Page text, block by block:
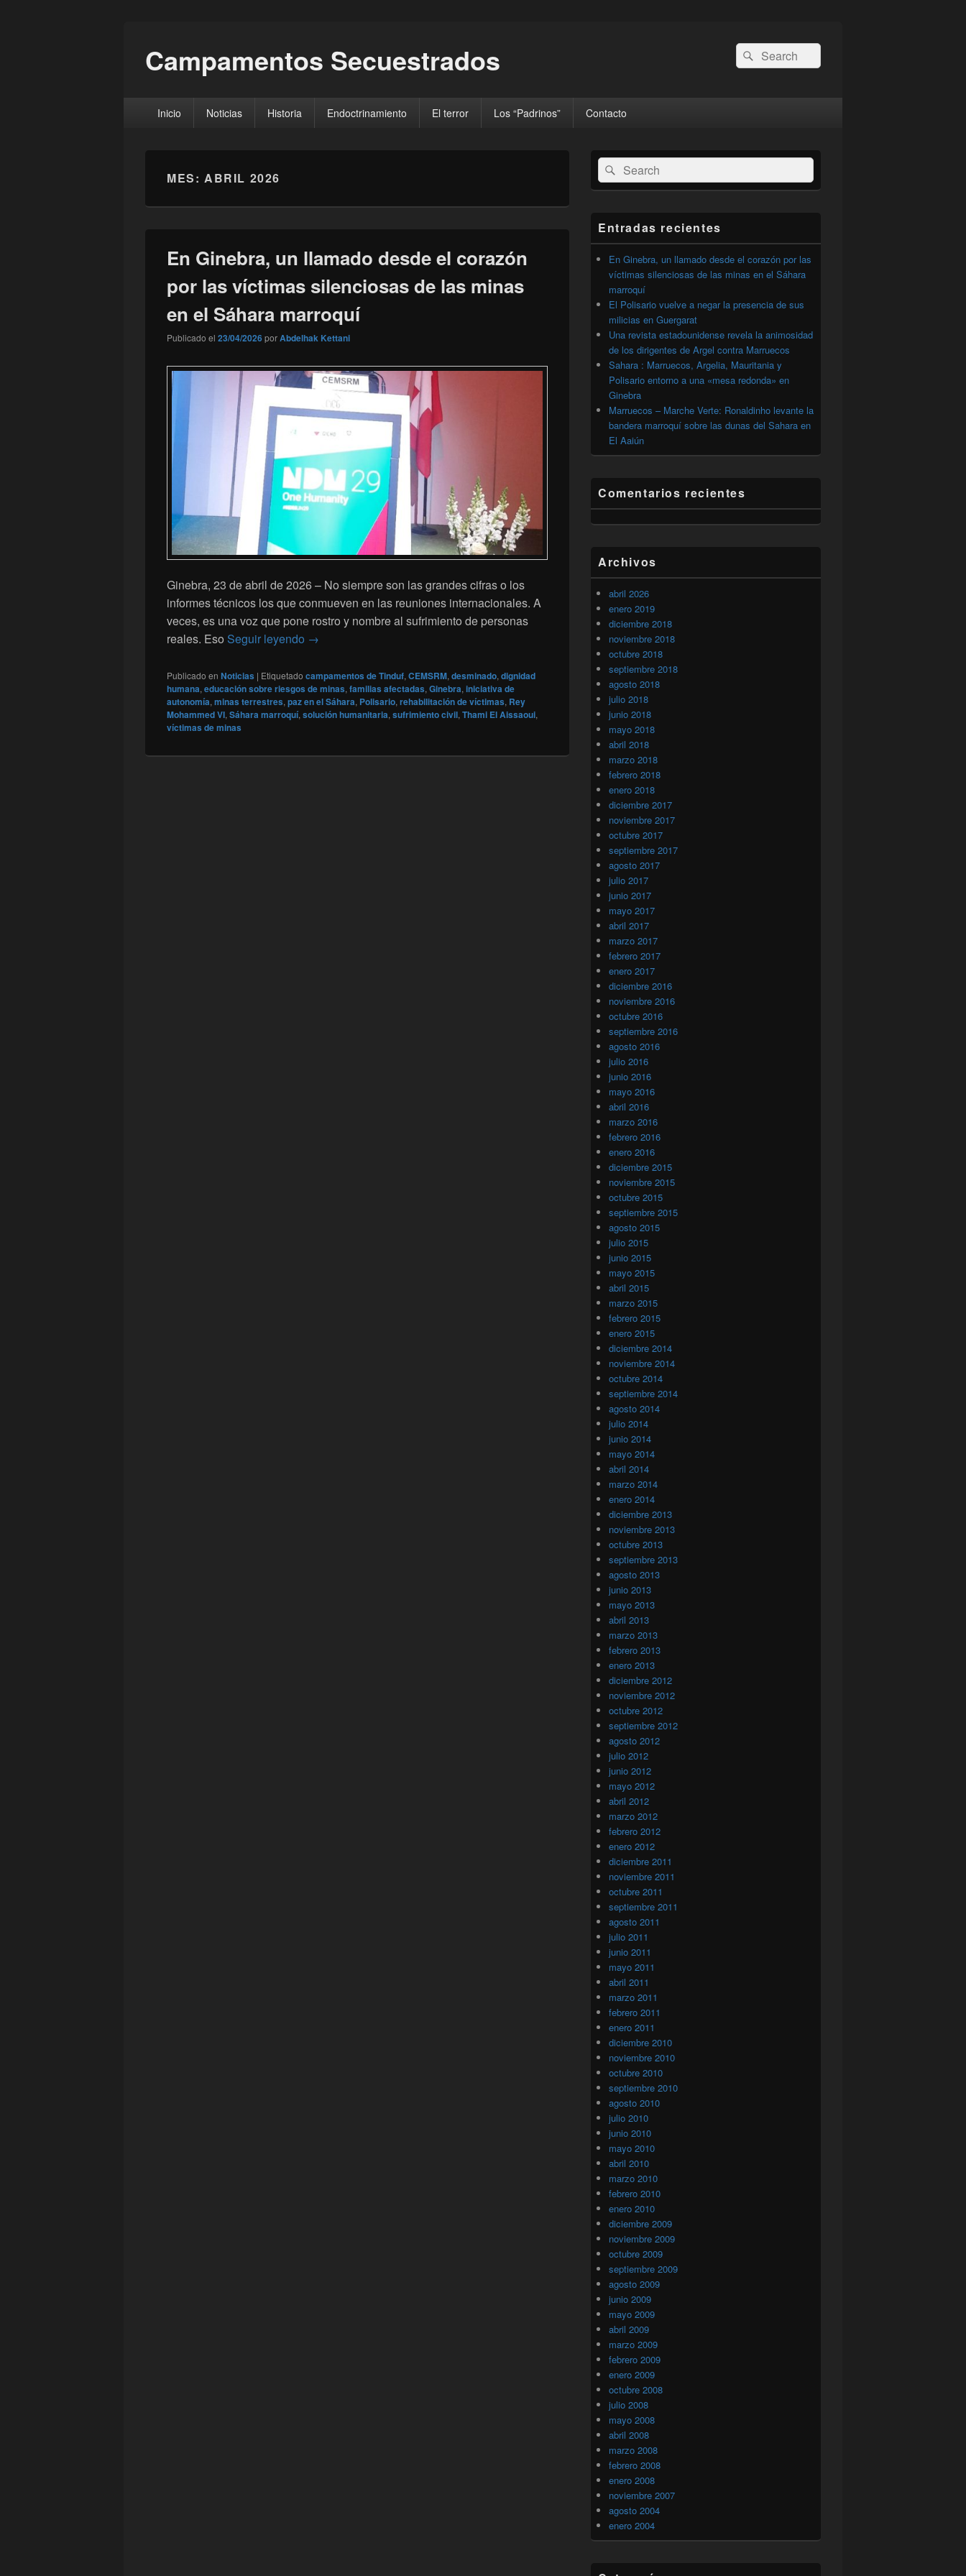
Campamentos Secuestrados
Buscar
por:
Buscar
principalInicio Noticias Historia Endoctrinamiento El terror Los “Padrinos” Contacto
MES: ABRIL 2026
En Ginebra, un llamado desde el corazón
por las víctimas silenciosas de las minas
en el Sáhara marroquí
Publicado el 23/04/2026porAbdelhak Kettani
Ginebra, 23 de abril de 2026 – No siempre son las grandes cifras o los
informes técnicos los que conmueven en las reuniones internacionales. A
veces, es una voz que pone rostro y nombre al sufrimiento de personas
reales. Eso Seguir leyendo En Ginebra, un llamado desde el corazón por las víctimas silenciosas de las minas en el Sáhara marroquí
→
Publicado en Noticias | Etiquetado campamentos de Tinduf, CEMSRM, desminado, dignidad
humana, educación sobre riesgos de minas, familias afectadas, Ginebra, iniciativa de
autonomía, minas terrestres, paz en el Sáhara, Polisario, rehabilitación de víctimas, Rey
Mohammed VI, Sáhara marroquí, solución humanitaria, sufrimiento civil, Thami El Aissaoui,
víctimas de minas
El
área
de
widget
lateral
primaria
Buscar
por:
Buscar
Entradas recientes
En Ginebra, un llamado desde el corazón por las
víctimas silenciosas de las minas en el Sáhara
marroquí
El Polisario vuelve a negar la presencia de sus
milicias en Guergarat
Una revista estadounidense revela la animosidad
de los dirigentes de Argel contra Marruecos
Sahara : Marruecos, Argelia, Mauritania y
Polisario entorno a una «mesa redonda» en
Ginebra
Marruecos – Marche Verte: Ronaldinho levante la
bandera marroquí sobre las dunas del Sahara en
El Aaiún
Comentarios recientes
Archivos
abril 2026
enero 2019
diciembre 2018
noviembre 2018
octubre 2018
septiembre 2018
agosto 2018
julio 2018
junio 2018
mayo 2018
abril 2018
marzo 2018
febrero 2018
enero 2018
diciembre 2017
noviembre 2017
octubre 2017
septiembre 2017
agosto 2017
julio 2017
junio 2017
mayo 2017
abril 2017
marzo 2017
febrero 2017
enero 2017
diciembre 2016
noviembre 2016
octubre 2016
septiembre 2016
agosto 2016
julio 2016
junio 2016
mayo 2016
abril 2016
marzo 2016
febrero 2016
enero 2016
diciembre 2015
noviembre 2015
octubre 2015
septiembre 2015
agosto 2015
julio 2015
junio 2015
mayo 2015
abril 2015
marzo 2015
febrero 2015
enero 2015
diciembre 2014
noviembre 2014
octubre 2014
septiembre 2014
agosto 2014
julio 2014
junio 2014
mayo 2014
abril 2014
marzo 2014
enero 2014
diciembre 2013
noviembre 2013
octubre 2013
septiembre 2013
agosto 2013
junio 2013
mayo 2013
abril 2013
marzo 2013
febrero 2013
enero 2013
diciembre 2012
noviembre 2012
octubre 2012
septiembre 2012
agosto 2012
julio 2012
junio 2012
mayo 2012
abril 2012
marzo 2012
febrero 2012
enero 2012
diciembre 2011
noviembre 2011
octubre 2011
septiembre 2011
agosto 2011
julio 2011
junio 2011
mayo 2011
abril 2011
marzo 2011
febrero 2011
enero 2011
diciembre 2010
noviembre 2010
octubre 2010
septiembre 2010
agosto 2010
julio 2010
junio 2010
mayo 2010
abril 2010
marzo 2010
febrero 2010
enero 2010
diciembre 2009
noviembre 2009
octubre 2009
septiembre 2009
agosto 2009
junio 2009
mayo 2009
abril 2009
marzo 2009
febrero 2009
enero 2009
octubre 2008
julio 2008
mayo 2008
abril 2008
marzo 2008
febrero 2008
enero 2008
noviembre 2007
agosto 2004
enero 2004